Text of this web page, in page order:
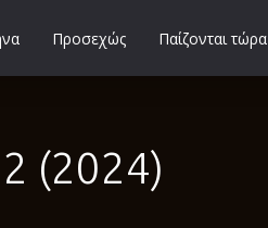
Μικρού Μήκους
Προσεχώς Παίζονται τώρα
(2024)